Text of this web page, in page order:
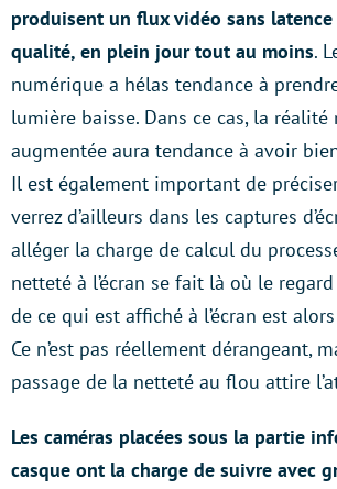
produisent un flux vidéo sans
qualité, en plein jour tout au moins.
numérique a hélas tendance à
lumière baisse. Dans ce cas, la
augmentée aura tendance à avoir
Il est également important de
verrez d’ailleurs dans les captures
alléger la charge de calcul du
netteté à l’écran se fait là où le
de ce qui est affiché à l’écran est
Ce n’est pas réellement dérangeant,
passage de la netteté au flou attire
Les caméras placées sous la partie
casque ont la charge de suivre avec